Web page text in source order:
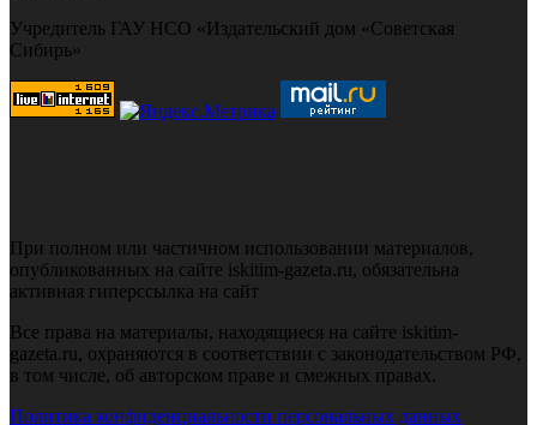
Учредитель ГАУ НСО «Издательский дом «Советская
Сибирь»
При полном или частичном использовании материалов,
опубликованных на сайте iskitim-gazeta.ru, обязательна
активная гиперссылка на сайт
Все права на материалы, находящиеся на сайте iskitim-
gazeta.ru, охраняются в соответствии с законодательством РФ,
в том числе, об авторском праве и смежных правах.
Политика конфиденциальности персональных данных